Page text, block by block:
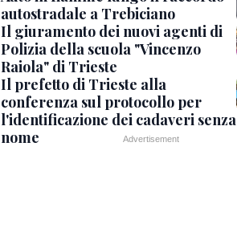
autostradale a Trebiciano
Il giuramento dei nuovi agenti di
Polizia della scuola "Vincenzo
Raiola" di Trieste
Il prefetto di Trieste alla
conferenza sul protocollo per
l'identificazione dei cadaveri senza
nome